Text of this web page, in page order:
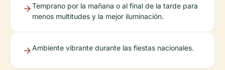
Temprano por la mañana o al final de la tarde para
menos multitudes y la mejor iluminación.
Ambiente vibrante durante las fiestas nacionales.